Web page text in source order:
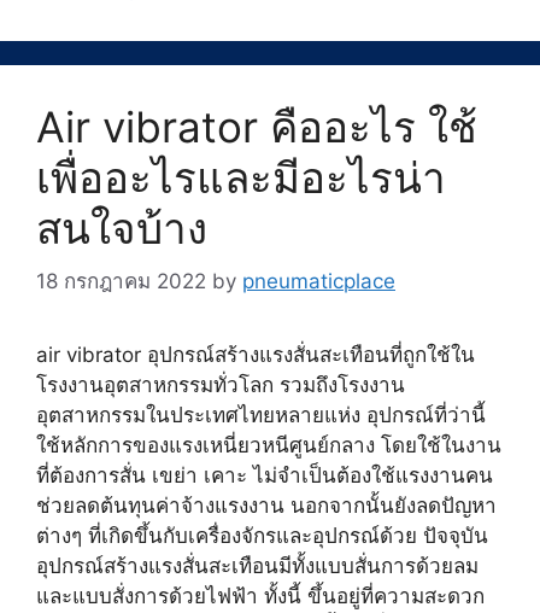
Air vibrator คืออะไร ใช้
เพื่ออะไรและมีอะไรน่า
สนใจบ้าง
18 กรกฎาคม 2022 by pneumaticplace
air vibrator อุปกรณ์สร้างแรงสั่นสะเทือนที่ถูกใช้ใน
โรงงานอุตสาหกรรมทั่วโลก รวมถึงโรงงาน
อุตสาหกรรมในประเทศไทยหลายแห่ง อุปกรณ์ที่ว่านี้
ใช้หลักการของแรงเหนี่ยวหนีศูนย์กลาง โดยใช้ในงาน
ที่ต้องการสั่น เขย่า เคาะ ไม่จำเป็นต้องใช้แรงงานคน
ช่วยลดต้นทุนค่าจ้างแรงงาน นอกจากนั้นยังลดปัญหา
ต่างๆ ที่เกิดขึ้นกับเครื่องจักรและอุปกรณ์ด้วย ปัจจุบัน
อุปกรณ์สร้างแรงสั่นสะเทือนมีทั้งแบบสั่นการด้วยลม
และแบบสั่งการด้วยไฟฟ้า ทั้งนี้ ขึ้นอยู่ที่ความสะดวก